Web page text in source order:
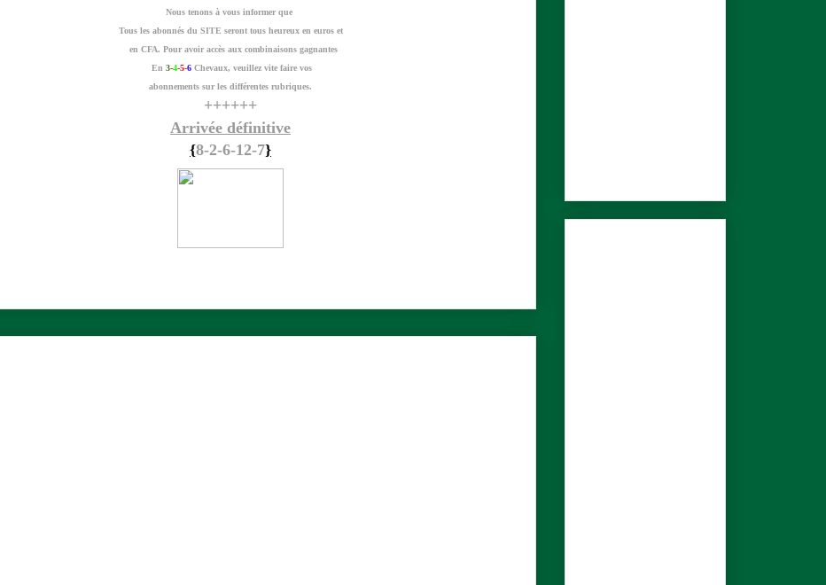
Nous tenons à vous informer que
Tous les abonnés du SITE seront tous heureux en euros et
en CFA. Pour avoir accès aux combinaisons gagnantes
En 3-4-5-6 Chevaux, veuillez vite faire vos
abonnements sur les différentes rubriques.
++++++
Arrivée définitive
{8-2-6-12-7}